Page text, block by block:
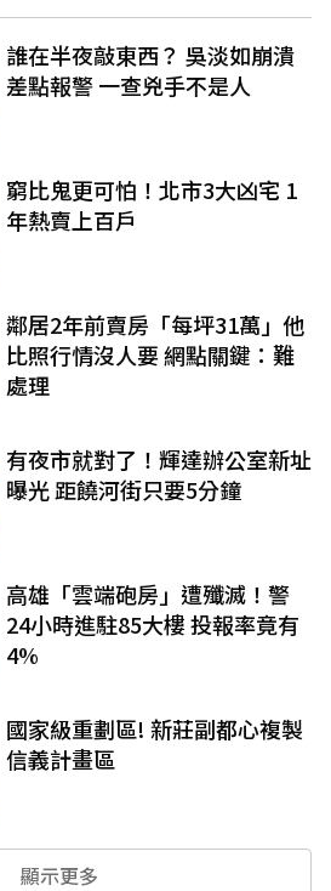
誰在半夜敲東西？ 吳淡如崩潰
差點報警 一查兇手不是人
窮比鬼更可怕！北市3大凶宅 1
年熱賣上百戶
鄰居2年前賣房「每坪31萬」他
比照行情沒人要 網點關鍵：難
處理
有夜市就對了！輝達辦公室新址
曝光 距饒河街只要5分鐘
高雄「雲端砲房」遭殲滅！警
24小時進駐85大樓 投報率竟有
4%
國家級重劃區! 新莊副都心複製
信義計畫區
顯示更多